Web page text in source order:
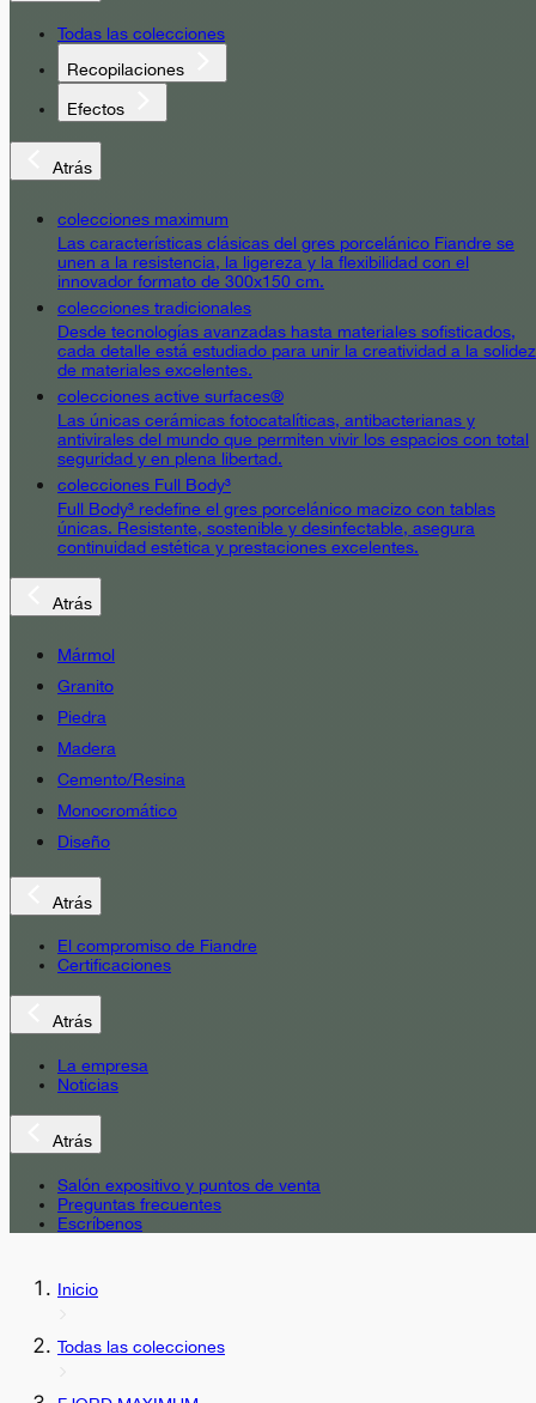
Todas las colecciones
Recopilaciones
Efectos
Atrás
colecciones maximum
Las características clásicas del gres porcelánico Fiandre se
unen a la resistencia, la ligereza y la flexibilidad con el
innovador formato de 300x150 cm.
colecciones tradicionales
Desde tecnologías avanzadas hasta materiales sofisticados,
cada detalle está estudiado para unir la creatividad a la solidez
de materiales excelentes.
colecciones active surfaces®
Las únicas cerámicas fotocatalíticas, antibacterianas y
antivirales del mundo que permiten vivir los espacios con total
seguridad y en plena libertad.
colecciones Full Body³
Full Body³ redefine el gres porcelánico macizo con tablas
únicas. Resistente, sostenible y desinfectable, asegura
continuidad estética y prestaciones excelentes.
Atrás
Mármol
Granito
Piedra
Madera
Cemento/Resina
Monocromático
Diseño
Atrás
El compromiso de Fiandre
Certificaciones
Atrás
La empresa
Noticias
Atrás
Salón expositivo y puntos de venta
Preguntas frecuentes
Escríbenos
Inicio
Todas las colecciones